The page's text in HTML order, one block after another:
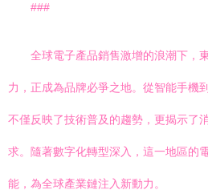
###
全球電子產品銷售激增的浪潮下，
力，正成為品牌必爭之地。從智能手機
不僅反映了技術普及的趨勢，更揭示了
求。隨著數字化轉型深入，這一地區的
能，為全球產業鏈注入新動力。